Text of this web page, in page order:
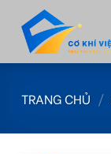
content
TRANG CHỦ /